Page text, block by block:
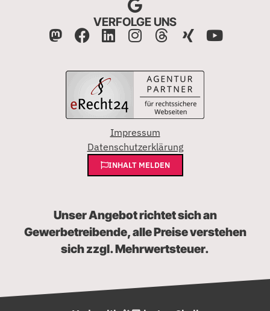
VERFOLGE UNS
Impressum
Datenschutzerklärung
INHALT MELDEN
Unser Angebot richtet sich an
Gewerbetreibende, alle Preise verstehen
sich zzgl. Mehrwertsteuer.